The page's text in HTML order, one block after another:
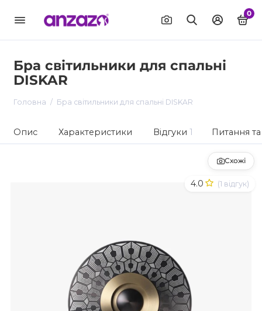
0
Бра світильники для спальні
DISKAR
Головна Бра світильники для спальні DISKAR
Опис Характеристики Відгуки 1 Питання та
4.0 (1 відгук)
Схожі